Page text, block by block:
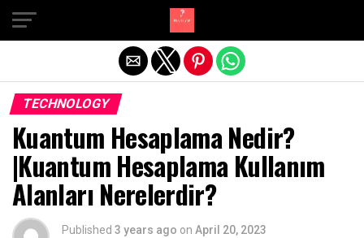
TECHNOLOGY
Kuantum Hesaplama Nedir?
|Kuantum Hesaplama Kullanım
Alanları Nerelerdir?
Published 3 years ago on April 20, 2023
Exit mobile version